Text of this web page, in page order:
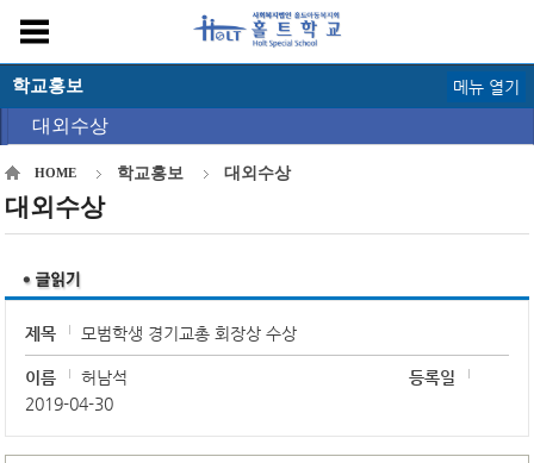
학교홍보
대외수상
메뉴 열기
HOME 학교홍보 대외수상
대외수상
제목 모범학생 경기교총 회장상 수상
이름 허남석
등록일
2019-04-30